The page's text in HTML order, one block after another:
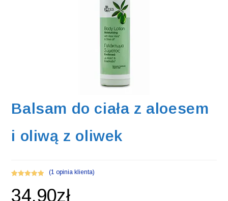
Balsam do ciała z aloesem
i oliwą z oliwek
5.00
na 5 na
(1 opinia klienta)
34,90zł